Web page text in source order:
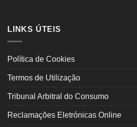
LINKS ÚTEIS
Política de Cookies
Termos de Utilização
Tribunal Arbitral do Consumo
Reclamações Eletrónicas Online